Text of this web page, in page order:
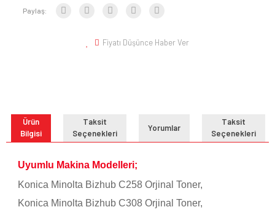
Paylaş:
Fiyatı Düşünce Haber Ver
Ürün
Bilgisi
Taksit
Seçenekleri
Yorumlar
Taksit
Seçenekleri
Uyumlu Makina Modelleri;
Konica Minolta Bizhub C258 Orjinal Toner,
Konica Minolta Bizhub C308 Orjinal Toner,